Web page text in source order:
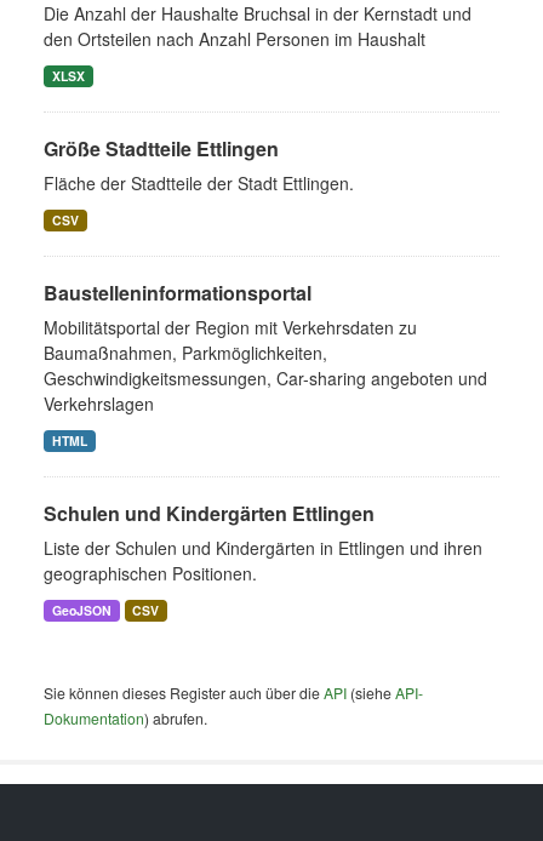
Die Anzahl der Haushalte Bruchsal in der Kernstadt und
den Ortsteilen nach Anzahl Personen im Haushalt
XLSX
Größe Stadtteile Ettlingen
Fläche der Stadtteile der Stadt Ettlingen.
CSV
Baustelleninformationsportal
Mobilitätsportal der Region mit Verkehrsdaten zu
Baumaßnahmen, Parkmöglichkeiten,
Geschwindigkeitsmessungen, Car-sharing angeboten und
Verkehrslagen
HTML
Schulen und Kindergärten Ettlingen
Liste der Schulen und Kindergärten in Ettlingen und ihren
geographischen Positionen.
GeoJSON CSV
Sie können dieses Register auch über dieAPI (sieheAPI-
Dokumentation) abrufen.